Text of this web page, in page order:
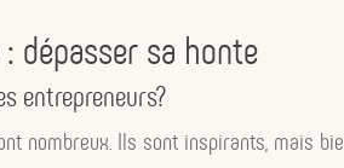
dépasser sa honte
entrepreneurs?
nombreux. Ils sont inspirants, mais